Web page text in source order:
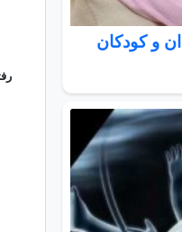
و کودکان